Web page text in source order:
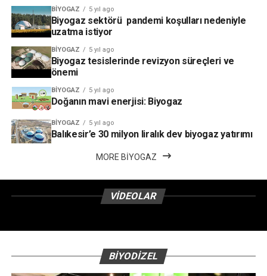
BIYOGAZ 5 yıl ago
Biyogaz sektörü pandemi koşulları nedeniyle
uzatma istiyor
BIYOGAZ 5 yıl ago
Biyogaz tesislerinde revizyon süreçleri ve
önemi
BIYOGAZ 5 yıl ago
Doğanın mavi enerjisi: Biyogaz
BIYOGAZ 5 yıl ago
Balıkesir’e 30 milyon liralık dev biyogaz yatırımı
MORE BIYOGAZ
VIDEOLAR
BIYODIZEL